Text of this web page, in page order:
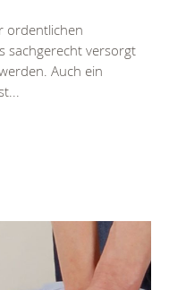
ordentlichen
sachgerecht versorgt
Auch ein